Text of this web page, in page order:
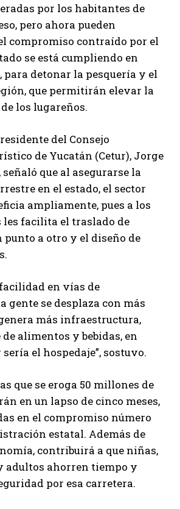
por los habitantes de
pero ahora pueden
compromiso contraído por el
se está cumpliendo en
detonar la pesquería y el
que permitirán elevar la
los lugareños.
del Consejo
de Yucatán (Cetur), Jorge
que al asegurarse la
en el estado, el sector
ampliamente, pues a los
les facilita el traslado de
punto a otro y el diseño de
facilidad en vías de
gente se desplaza con más
más infraestructura,
alimentos y bebidas, en
el hospedaje”, sostuvo.
que se eroga 50 millones de
en un lapso de cinco meses,
en el compromiso número
estatal. Además de
contribuirá a que niñas,
adultos ahorren tiempo y
por esa carretera.